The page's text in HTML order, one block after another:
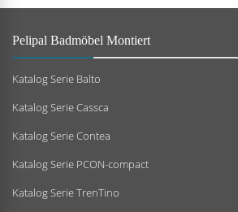
Pelipal Badmöbel Montiert
Katalog Serie Balto
Katalog Serie Cassca
Katalog Serie Contea
Katalog Serie PCON-compact
Katalog Serie TrenTino